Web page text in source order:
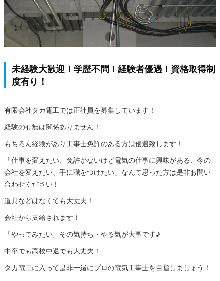
未経験大歓迎！学歴不問！経験者優遇！資格取得制
度有り！
有限会社タカ電工では正社員を募集しています！
経験の有無は関係ありません！
もちろん経験があり工事士免許のある方は優遇致します！
「仕事を変えたい、免許がないけど電気の仕事に興味がある、今の
会社を変えたい、手に職をつけたい」なんて思った方は是非お問い
合わせください！
道具などはなくても大丈夫！
会社から支給されます！
「やってみたい」その気持ち・やる気が大事です♪
中卒でも高校中退でも大丈夫！
タカ電工に入って是非一緒にプロの電気工事士を目指しましょう！